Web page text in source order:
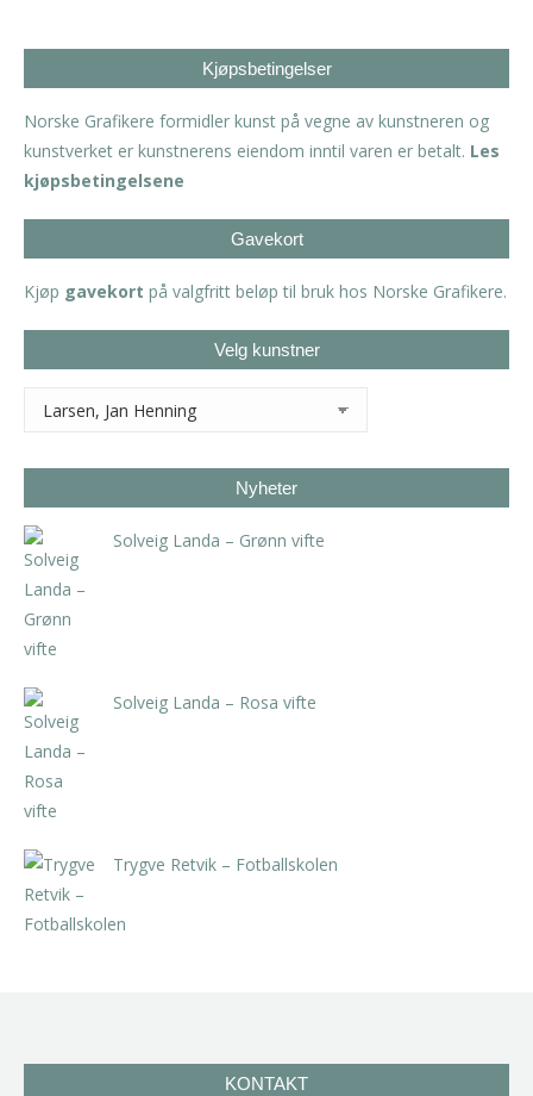
Kjøpsbetingelser
Norske Grafikere formidler kunst på vegne av kunstneren og
kunstverket er kunstnerens eiendom inntil varen er betalt. Les
kjøpsbetingelsene
Gavekort
Kjøp gavekort på valgfritt beløp til bruk hos Norske Grafikere.
Velg kunstner
Nyheter
Solveig Landa – Grønn vifte
Solveig Landa – Rosa vifte
Trygve Retvik – Fotballskolen
KONTAKT